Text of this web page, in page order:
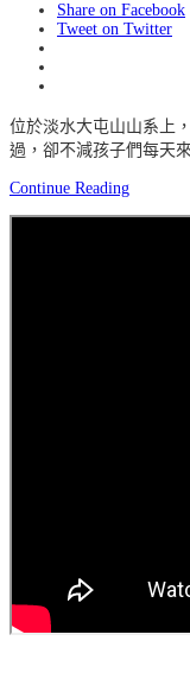
Share on Facebook
Tweet on Twitter
位於淡水大屯山山系上
過，卻不減孩子們每天
Continue Reading